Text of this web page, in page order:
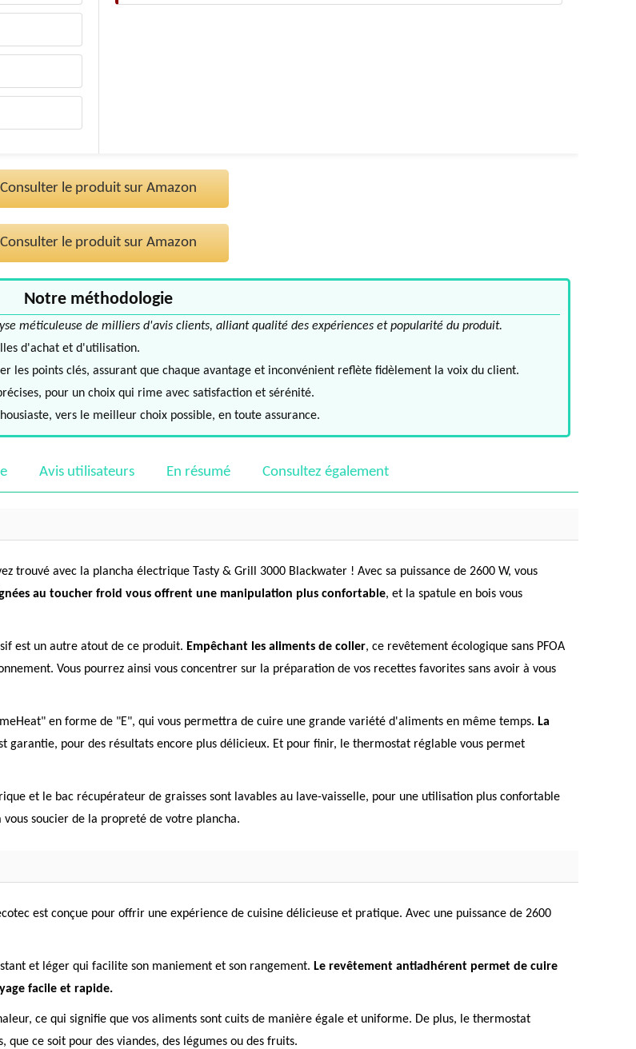
Consulter le produit sur Amazon
Consulter le produit sur Amazon
Notre méthodologie
méticuleuse de milliers d'avis clients, alliant qualité des expériences et popularité du produit.
d'achat et d'utilisation.
les points clés, assurant que chaque avantage et inconvénient reflète fidèlement la voix du client.
pour un choix qui rime avec satisfaction et sérénité.
vers le meilleur choix possible, en toute assurance.
Avis utilisateurs En résumé Consultez également
trouvé avec la plancha électrique Tasty & Grill 3000 Blackwater ! Avec sa puissance de 2600 W, vous
au toucher froid vous offrent une manipulation plus confortable, et la spatule en bois vous
est un autre atout de ce produit. Empêchant les aliments de coller, ce revêtement écologique sans PFOA
Vous pourrez ainsi vous concentrer sur la préparation de vos recettes favorites sans avoir à vous
en forme de "E", qui vous permettra de cuire une grande variété d'aliments en même temps. La
garantie, pour des résultats encore plus délicieux. Et pour finir, le thermostat réglable vous permet
et le bac récupérateur de graisses sont lavables au lave-vaisselle, pour une utilisation plus confortable
soucier de la propreté de votre plancha.
est conçue pour offrir une expérience de cuisine délicieuse et pratique. Avec une puissance de 2600
et léger qui facilite son maniement et son rangement. Le revêtement antiadhérent permet de cuire
facile et rapide.
ce qui signifie que vos aliments sont cuits de manière égale et uniforme. De plus, le thermostat
ce soit pour des viandes, des légumes ou des fruits.